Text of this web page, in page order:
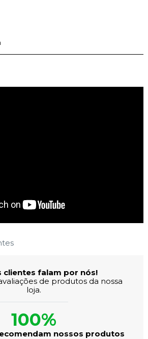
clientes falam por nós!
de produtos da nossa
loja.
100%
nossos produtos